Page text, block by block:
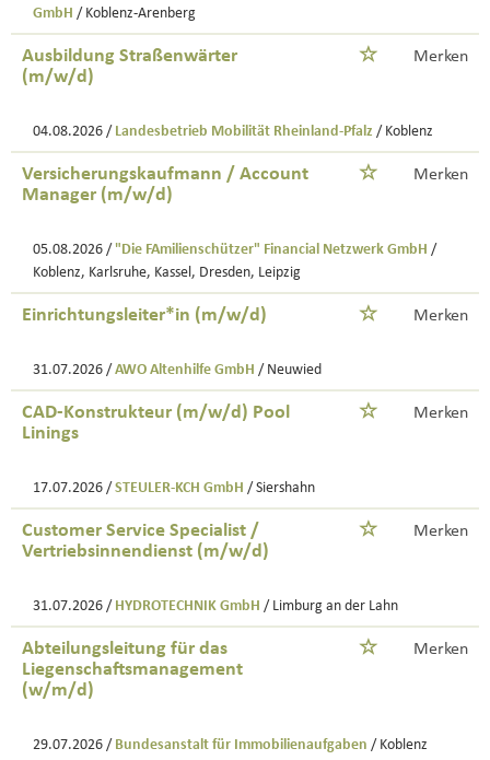
GmbH / Koblenz-Arenberg
Ausbildung Straßenwärter
(m/w/d)
Merken
04.08.2026 / Landesbetrieb Mobilität Rheinland-Pfalz / Koblenz
Versicherungskaufmann / Account
Manager (m/w/d)
Merken
05.08.2026 / "Die FAmilienschützer" Financial Netzwerk GmbH /
Koblenz, Karlsruhe, Kassel, Dresden, Leipzig
Einrichtungsleiter*in (m/w/d) Merken
31.07.2026 / AWO Altenhilfe GmbH / Neuwied
CAD-Konstrukteur (m/w/d) Pool
Linings
Merken
17.07.2026 / STEULER-KCH GmbH / Siershahn
Customer Service Specialist /
Vertriebsinnendienst (m/w/d)
Merken
31.07.2026 / HYDROTECHNIK GmbH / Limburg an der Lahn
Abteilungsleitung für das
Liegenschaftsmanagement
(w/m/d)
Merken
29.07.2026 / Bundesanstalt für Immobilienaufgaben / Koblenz